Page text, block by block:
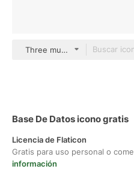
Three musketeers color
Base De Datos icono gratis
Licencia de Flaticon
Gratis para uso personal o
información